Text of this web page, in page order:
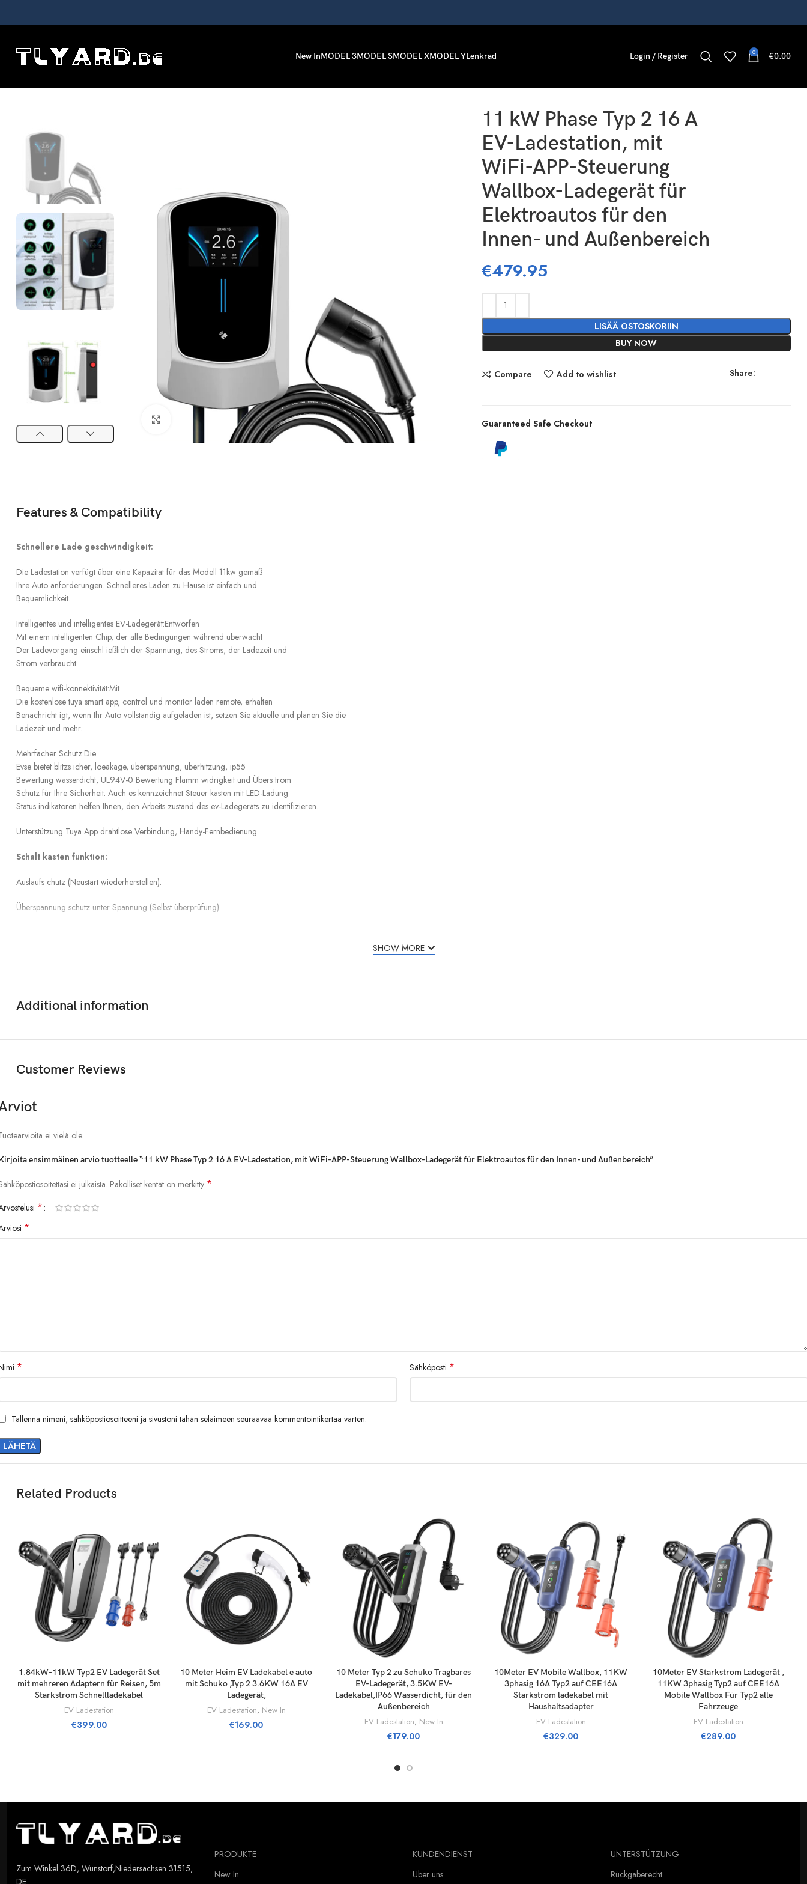
New InMODEL 3MODEL SMODEL XMODEL YLenkrad Login / Register 0 €0.00
Click to enlarge
11 kW Phase Typ 2 16 A
EV-Ladestation, mit
WiFi-APP-Steuerung
Wallbox-Ladegerät für
Elektroautos für den
Innen- und Außenbereich
€479.95
LISÄÄ OSTOSKORIIN
BUY NOW
Compare Add to wishlist Share:
Guaranteed Safe Checkout
Features & Compatibility
Schnellere Lade geschwindigkeit:
Die Ladestation verfügt über eine Kapazität für das Modell 11kw gemäß
Ihre Auto anforderungen. Schnelleres Laden zu Hause ist einfach und
Bequemlichkeit.
Intelligentes und intelligentes EV-Ladegerät:Entworfen
Mit einem intelligenten Chip, der alle Bedingungen während überwacht
Der Ladevorgang einschl ießlich der Spannung, des Stroms, der Ladezeit und
Strom verbraucht.
Bequeme wifi-konnektivität:Mit
Die kostenlose tuya smart app, control und monitor laden remote, erhalten
Benachricht igt, wenn Ihr Auto vollständig aufgeladen ist, setzen Sie aktuelle und planen Sie die
Ladezeit und mehr.
Mehrfacher Schutz:Die
Evse bietet blitzs icher, loeakage, überspannung, überhitzung, ip55
Bewertung wasserdicht, UL94V-0 Bewertung Flamm widrigkeit und Übers trom
Schutz für Ihre Sicherheit. Auch es kennzeichnet Steuer kasten mit LED-Ladung
Status indikatoren helfen Ihnen, den Arbeits zustand des ev-Ladegeräts zu identifizieren.
Unterstützung Tuya App drahtlose Verbindung, Handy-Fernbedienung
Schalt kasten funktion:
Auslaufs chutz (Neustart wiederherstellen).
Überspannung schutz unter Spannung (Selbst überprüfung).
Bodenschutz.
App wifi version
Paketliste:
1*EV-Ladestation
1*Aufhängebrett
1*Installationszubehör
1*EV-Ladehalter
SHOW MORE
Additional information
Customer Reviews
ei vielä ole.
ensimmäinen arvio tuotteelle “11 kW Phase Typ 2 16 A EV-Ladestation, mit WiFi-APP-Steuerung Wallbox-Ladegerät für Elektroautos für den Innen- und Außenbereich”
ei julkaista. Pakolliset kentät on merkitty *
*
*
* Sähköposti *
Tallenna nimeni, sähköpostiosoitteeni ja sivustoni tähän selaimeen seuraavaa kommentointikertaa varten.
Related Products
LISÄÄ OSTOSKORIIN
1.84kW-11kW Typ2 EV Ladegerät Set
mit mehreren Adaptern für Reisen, 5m
Starkstrom Schnellladekabel
EV Ladestation
€399.00
LISÄÄ OSTOSKORIIN
10 Meter Heim EV Ladekabel e auto
mit Schuko ,Typ 2 3.6KW 16A EV
Ladegerät,
EV Ladestation, New In
€169.00
LISÄÄ OSTOSKORIIN
10 Meter Typ 2 zu Schuko Tragbares
EV-Ladegerät, 3.5KW EV-
Ladekabel,IP66 Wasserdicht, für den
Außenbereich
EV Ladestation, New In
€179.00
LISÄÄ OSTOSKORIIN
10Meter EV Mobile Wallbox, 11KW
3phasig 16A Typ2 auf CEE16A
Starkstrom ladekabel mit
Haushaltsadapter
EV Ladestation
€329.00
LISÄÄ OSTOSKORIIN
10Meter EV Starkstrom Ladegerät ,
11KW 3phasig Typ2 auf CEE16A
Mobile Wallbox Für Typ2 alle
Fahrzeuge
EV Ladestation
€289.00
Zum Winkel 36D, Wunstorf,Niedersachsen 31515,
PRODUKTE
New In
KUNDENDIENST
Über uns
UNTERSTÜTZUNG
Rückgaberecht